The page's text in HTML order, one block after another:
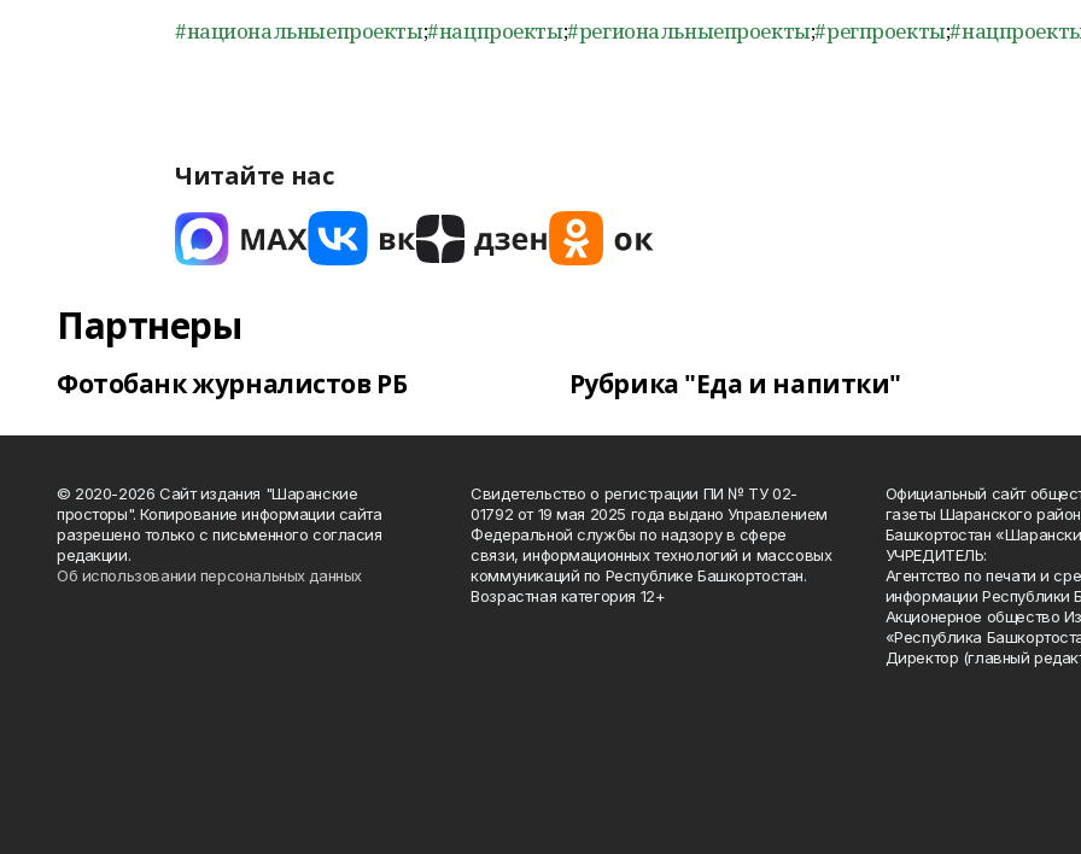
#национальныепроекты;#нацпроекты;#региональныепроекты;#регпроекты;
Читайте нас
Партнеры
Фотобанк журналистов РБ Рубрика "Еда и напитки"
© 2020-2026 Сайт издания "Шаранские
просторы". Копирование информации сайта
разрешено только с письменного согласия
редакции.
Об использовании персональных данных
Свидетельство о регистрации ПИ № ТУ 02-
01792 от 19 мая 2025 года выдано Управлением
Федеральной службы по надзору в сфере
связи, информационных технологий и массовых
коммуникаций по Республике Башкортостан.
Возрастная категория 12+
Официальный сайт
газеты Шаранского
Башкортостан
УЧРЕДИТЕЛЬ:
Агентство по печати и
информации Республики
Акционерное общество
«Республика
Директор (главный